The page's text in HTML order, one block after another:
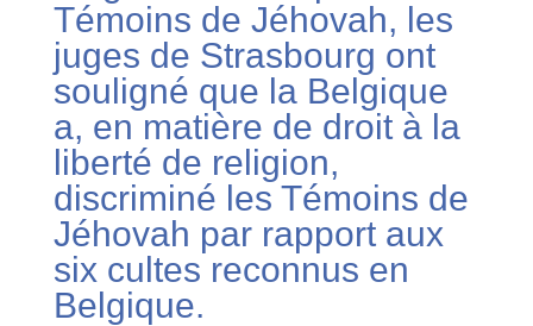
Témoins de Jéhovah, les
juges de Strasbourg ont
souligné que la Belgique
a, en matière de droit à la
liberté de religion,
discriminé les Témoins de
Jéhovah par rapport aux
six cultes reconnus en
Belgique.